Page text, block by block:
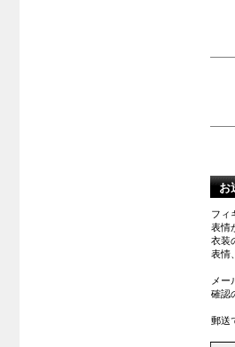
お
フィ
表情
衣装
表情
メー
確認
郵送